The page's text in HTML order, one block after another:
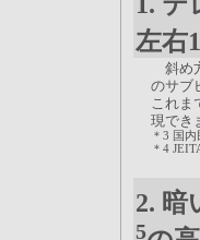
左右
斜め
のサブ
これま
現でき
＊3 国
＊4
2. 暗
5